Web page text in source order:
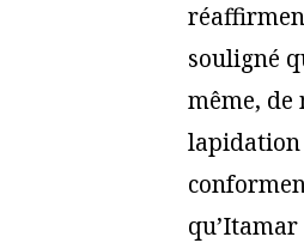
souligné
même, de
lapidation